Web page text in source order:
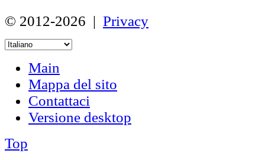
© 2012-2026 | Privacy
Main
Mappa del sito
Contattaci
Versione desktop
Top